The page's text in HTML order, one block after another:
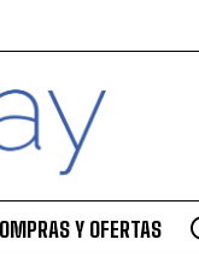
Y OFERTAS